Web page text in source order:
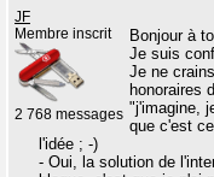
JF
Membre inscrit
2 768 messages
Bonjour à
Je suis
Je ne
honoraires
"j'imagine,
que c'est
l'idée ; -)
- Oui, la solution de